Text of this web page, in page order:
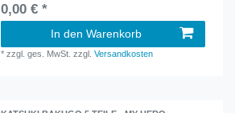
0,00 € *
In den Warenkorb
*zzgl. ges. MwSt. zzgl.Versandkosten